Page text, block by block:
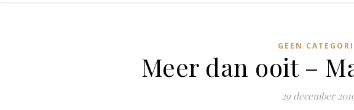
GEEN
Meer dan ooit –
29 december